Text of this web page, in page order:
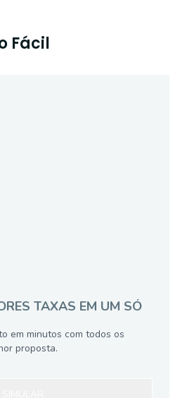
Fácil
TAXAS EM UM SÓ
em minutos com todos os
proposta.